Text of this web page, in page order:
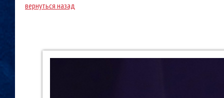
вернуться назад